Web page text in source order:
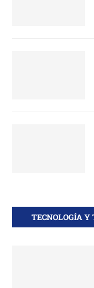
TECNOLOGÍA Y